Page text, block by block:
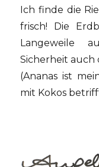
Ich finde die
frisch! Die
Langeweile
Sicherheit auch
(Ananas ist
mit Kokos